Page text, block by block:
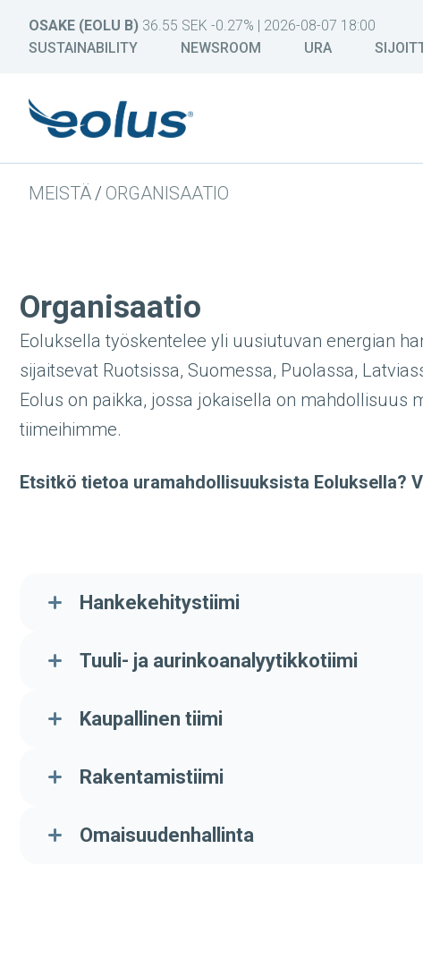
OSAKE (EOLU B) 36.55 SEK -0.27% | 2026-08-07 18:00
SUSTAINABILITY
NEWSROOM URA
MEISTÄ/ ORGANISAATIO
Organisaatio
Eoluksella työskentelee yli uusiutuvan energian
sijaitsevat Ruotsissa, Suomessa, Puolassa,
Eolus on paikka, jossa jokaisella on mahdollisuus
tiimeihimme.
Etsitkö tietoa uramahdollisuuksista Eoluksella?
Hankekehitystiimi
Tuuli- ja aurinkoanalyytikkotiimi
Kaupallinen tiimi
Rakentamistiimi
Omaisuudenhallinta